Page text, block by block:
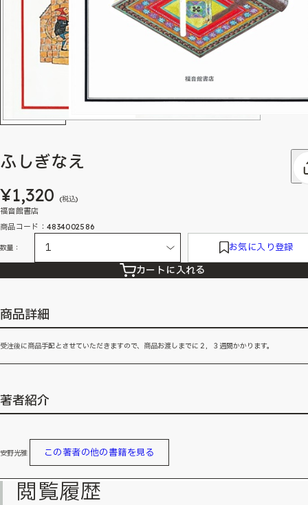
ふしぎなえ
¥1,320 (税込)
福音館書店
商品コード：4834002586
数量： お気に入り登録
カートに入れる
商品詳細
受注後に商品手配とさせていただきますので、商品お渡しまでに２，３週間かかります。
著者紹介
安野光雅 この著者の他の書籍を見る
閲覧履歴